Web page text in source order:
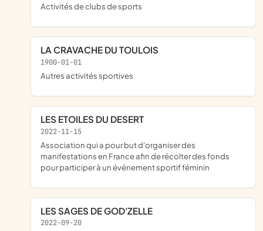
Activités de clubs de sports
LA CRAVACHE DU TOULOIS
1900-01-01
Autres activités sportives
LES ETOILES DU DESERT
2022-11-15
association qui a pour but d'organiser des
manifestations en France afin de récolter des fonds
pour participer à un événement sportif féminin
LES SAGES DE GOD'ZELLE
2022-09-20